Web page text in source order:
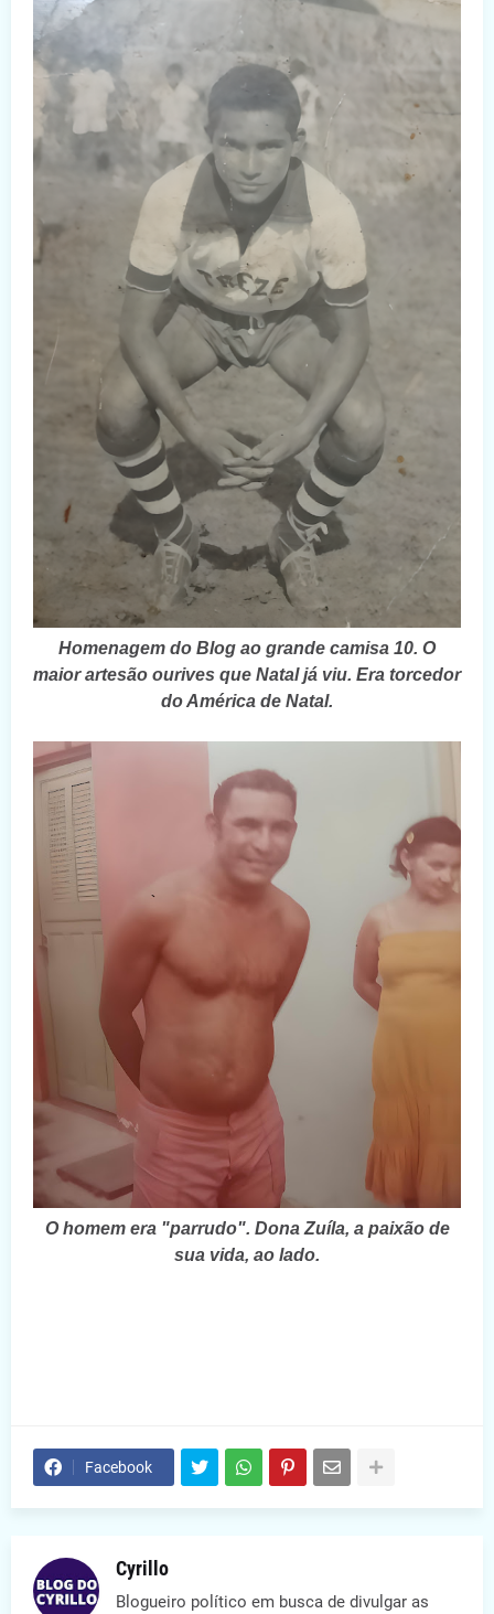
Homenagem do Blog ao grande camisa 10. O
maior artesão ourives que Natal já viu. Era torcedor
do América de Natal.
O homem era "parrudo". Dona Zuíla, a paixão de
sua vida, ao lado.
Facebook
Cyrillo
Blogueiro político em busca de divulgar as